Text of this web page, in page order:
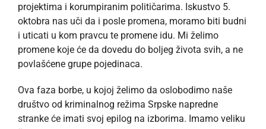
projektima i korumpiranim političarima. Iskustvo 5.
oktobra nas uči da i posle promena, moramo biti budni
i uticati u kom pravcu te promene idu. Mi želimo
promene koje će da dovedu do boljeg života svih, a ne
povlašćene grupe pojedinaca.
Ova faza borbe, u kojoj želimo da oslobodimo naše
društvo od kriminalnog režima Srpske napredne
stranke će imati svoj epilog na izborima. Imamo veliku